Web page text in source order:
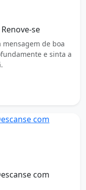
se
mensagem de boa
e sinta a
com